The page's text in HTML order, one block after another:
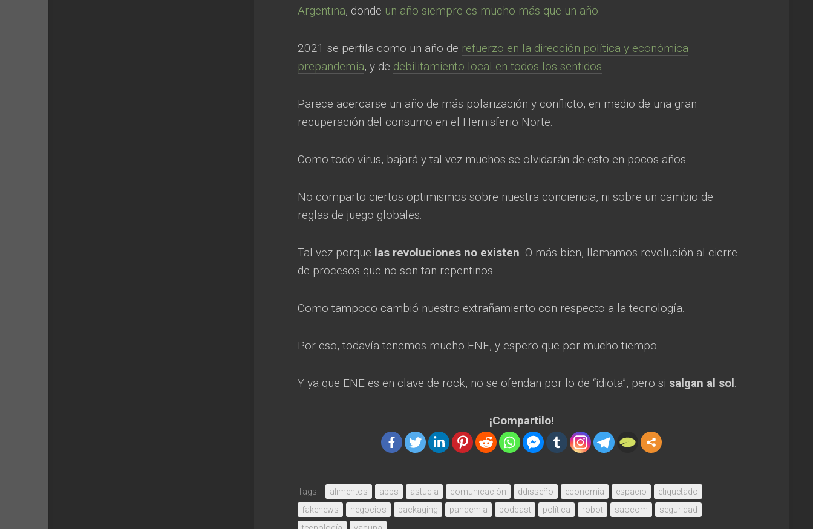
Argentina, donde un año siempre es mucho más que un año.
2021 se perfila como un año de refuerzo en la dirección política y económica
prepandemia, y de debilitamiento local en todos los sentidos.
Parece acercarse un año de más polarización y conflicto, en medio de una gran
recuperación del consumo en el Hemisferio Norte.
Como todo virus, bajará y tal vez muchos se olvidarán de esto en pocos años.
No comparto ciertos optimismos sobre nuestra conciencia, ni sobre un cambio de
reglas de juego globales.
Tal vez porque las revoluciones no existen. O más bien, llamamos revolución al cierre
de procesos que no son tan repentinos.
Como tampoco cambió nuestro extrañamiento con respecto a la tecnología.
Por eso, todavía tenemos mucho ENE, y espero que por mucho tiempo.
Y ya que ENE es en clave de rock, no se ofendan por lo de “idiota”, pero si salgan al sol.
¡Compartilo!
Tags: alimentos apps astucia comunicación ddisseño economía espacio
etiquetado
fakenews
negocios packaging pandemia podcast política robot saocom
seguridad